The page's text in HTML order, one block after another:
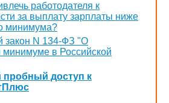
работодателя к
за выплату зарплаты ниже
минимума?
закон N 134-ФЗ "О
в Российской
пробный доступ к